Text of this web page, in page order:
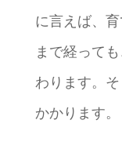
に言えば、
まで経って
わります。
かかります。